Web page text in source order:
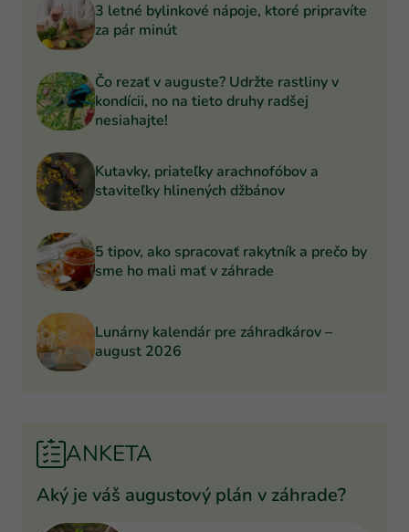
3 letné bylinkové nápoje, ktoré pripravíte
za pár minút
Čo rezať v auguste? Udržte rastliny v
kondícii, no na tieto druhy radšej
nesiahajte!
Kutavky, priateľky arachnofóbov a
staviteľky hlinených džbánov
5 tipov, ako spracovať rakytník a prečo by
sme ho mali mať v záhrade
Lunárny kalendár pre záhradkárov –
august 2026
ANKETA
Aký je váš augustový plán v záhrade?